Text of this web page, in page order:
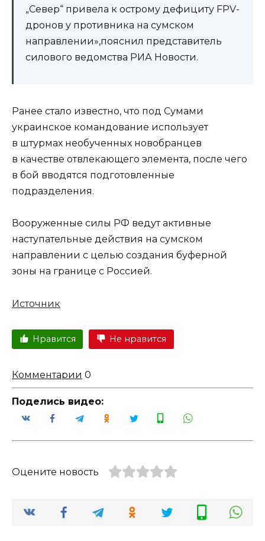
„Север“ привела к острому дефициту FPV-
дронов у противника на сумском
направлении»,пояснил представитель
силового ведомства РИА Новости.
Ранее стало известно, что под Сумами
украинское командование использует
в штурмах необученных новобранцев
в качестве отвлекающего элемента, после чего
в бой вводятся подготовленные
подразделения.
Вооруженные силы РФ ведут активные
наступательные действия на сумском
направлении с целью создания буферной
зоны на границе с Россией.
Источник
Нравится Не нравится
Комментарии 0
Поделись видео:
Оцените новость